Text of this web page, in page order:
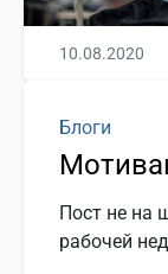
10.08.2020
Блоги
Пост не на
рабочей